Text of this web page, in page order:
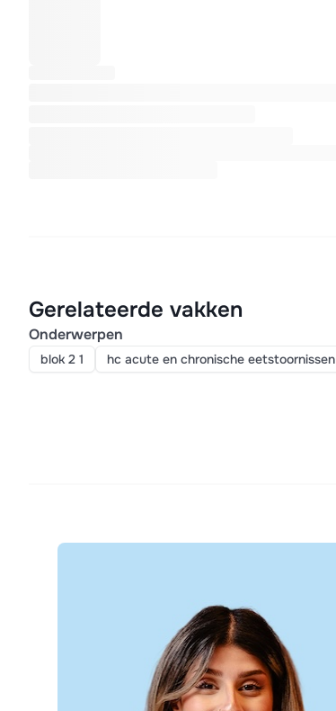
Gerelateerde vakken
Onderwerpen
blok 2 1 hc acute en chronische eetstoornissen